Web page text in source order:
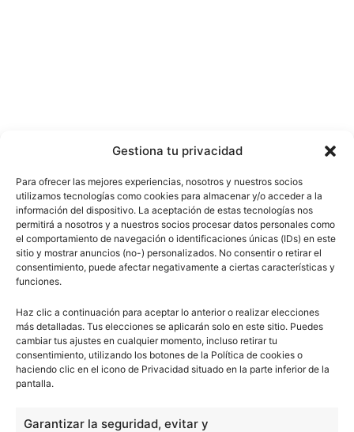
Gestiona tu privacidad
Para ofrecer las mejores experiencias, nosotros y nuestros socios
utilizamos tecnologías como cookies para almacenar y/o acceder a la
información del dispositivo. La aceptación de estas tecnologías nos
permitirá a nosotros y a nuestros socios procesar datos personales como
el comportamiento de navegación o identificaciones únicas (IDs) en este
sitio y mostrar anuncios (no-) personalizados. No consentir o retirar el
consentimiento, puede afectar negativamente a ciertas características y
funciones.
Haz clic a continuación para aceptar lo anterior o realizar elecciones
más detalladas. Tus elecciones se aplicarán solo en este sitio. Puedes
cambiar tus ajustes en cualquier momento, incluso retirar tu
consentimiento, utilizando los botones de la Política de cookies o
haciendo clic en el icono de Privacidad situado en la parte inferior de la
pantalla.
Garantizar la seguridad, evitar y